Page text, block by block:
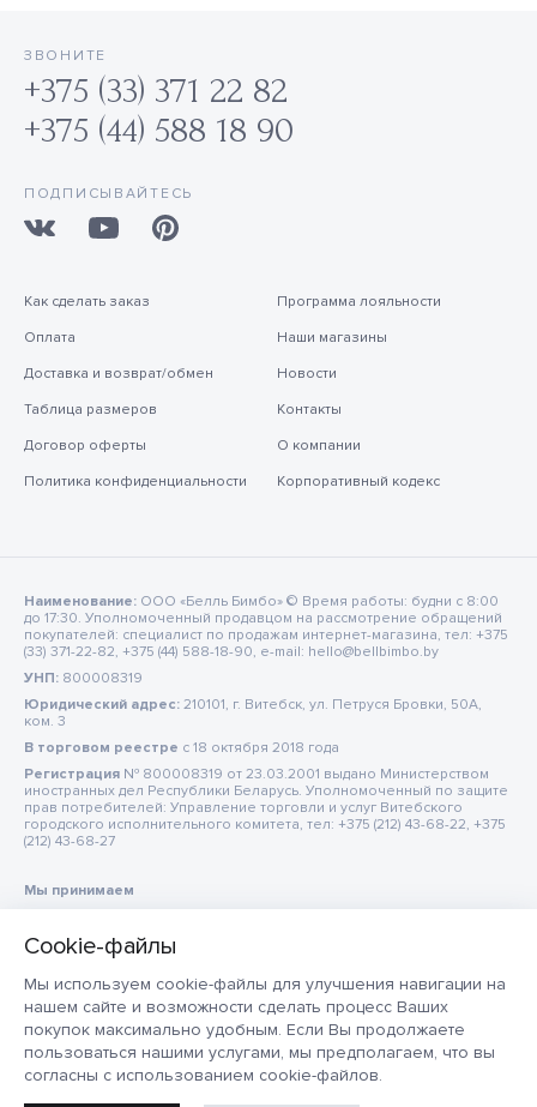
Мы используем cookie-файлы для улучшения навигации на
нашем сайте и возможности сделать процесс Ваших
покупок максимально удобным. Если Вы продолжаете
пользоваться нашими услугами, мы предполагаем, что вы
согласны с использованием cookie-файлов.
ЗВОНИТЕ
+375 (33) 371 22 82
+375 (44) 588 18 90
ПОДПИСЫВАЙТЕСЬ
Как сделать заказ
Оплата
Доставка и возврат/обмен
Таблица размеров
Договор оферты
Политика конфиденциальности
Программа лояльности
Наши магазины
Новости
Контакты
О компании
Корпоративный кодекс
Наименование: ООО «Белль Бимбо» © Время работы: будни с 8:00
до 17:30. Уполномоченный продавцом на рассмотрение обращений
покупателей: специалист по продажам интернет-магазина, тел: +375
(33) 371-22-82, +375 (44) 588-18-90, e-mail: hello@bellbimbo.by
УНП: 800008319
Юридический адрес: 210101, г. Витебск, ул. Петруся Бровки, 50А,
ком. 3
В торговом реестре c 18 октября 2018 года
Регистрация № 800008319 от 23.03.2001 выдано Министерством
иностранных дел Республики Беларусь. Уполномоченный по защите
прав потребителей: Управление торговли и услуг Витебского
городского исполнительного комитета, тел: +375 (212) 43-68-22, +375
(212) 43-68-27
Мы принимаем